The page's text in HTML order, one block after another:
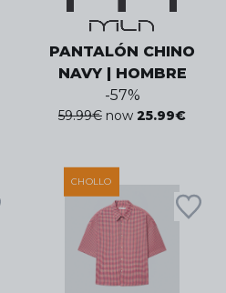
PANTALÓN CHINO
NAVY | HOMBRE
-57%
59.99€ now 25.99€
CHOLLO